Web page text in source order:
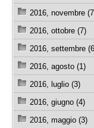
2016, novembre
2016, ottobre (7)
2016, settembre
2016, agosto (1)
2016, luglio (3)
2016, giugno (4)
2016, maggio (3)